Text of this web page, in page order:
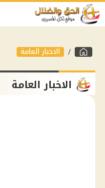
الاخبار العامة
الاخبار العامة